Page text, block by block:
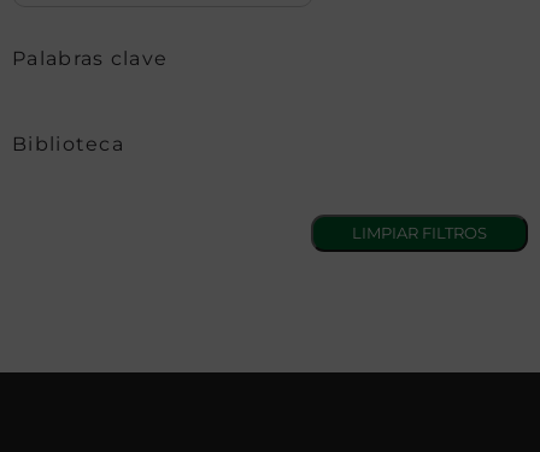
Palabras clave
Biblioteca